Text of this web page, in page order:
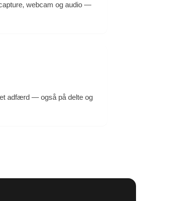
webcam og audio —
adfærd — også på delte og